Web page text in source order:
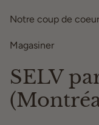
Notre coup de
Magasiner
SELV